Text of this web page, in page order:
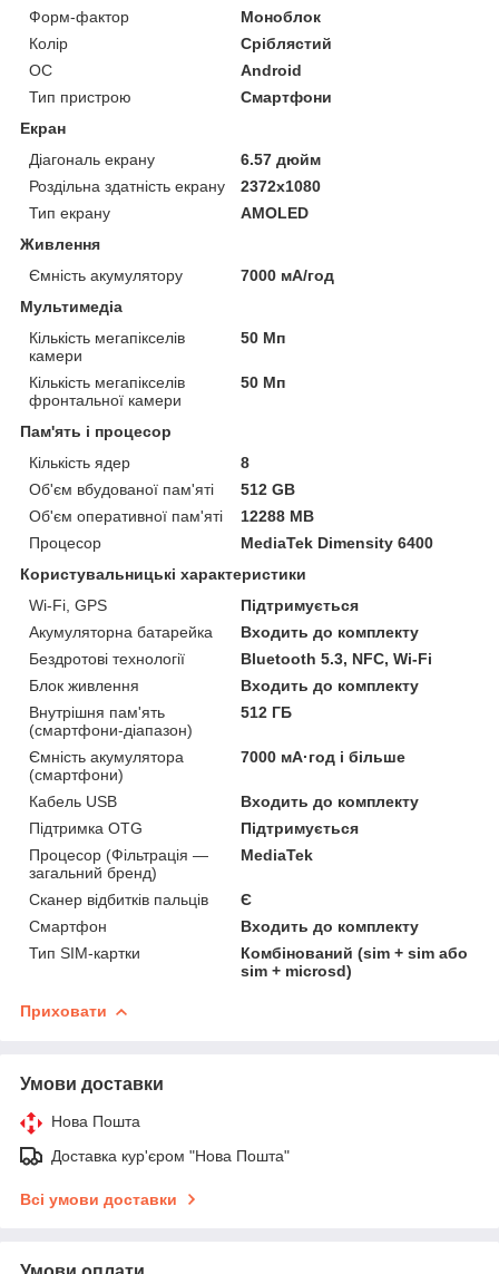
Форм-фактор
Моноблок
Колір
Сріблястий
ОС
Android
Тип пристрою
Смартфони
Екран
Діагональ екрану
6.57 дюйм
Роздільна здатність екрану
2372x1080
Тип екрану
AMOLED
Живлення
Ємність акумулятору
7000 мА/год
Мультимедіа
Кількість мегапікселів
камери
50 Мп
Кількість мегапікселів
фронтальної камери
50 Мп
Пам'ять і процесор
Кількість ядер
8
Об'єм вбудованої пам'яті
512 GB
Об'єм оперативної пам'яті
12288 MB
Процесор
MediaTek Dimensity 6400
Користувальницькі характеристики
Wi-Fi, GPS
Підтримується
Акумуляторна батарейка
Входить до комплекту
Бездротові технології
Bluetooth 5.3, NFC, Wi-Fi
Блок живлення
Входить до комплекту
Внутрішня пам'ять
(смартфони-діапазон)
512 ГБ
Ємність акумулятора
(смартфони)
7000 мА·год і більше
Кабель USB
Входить до комплекту
Підтримка OTG
Підтримується
Процесор (Фільтрація —
загальний бренд)
MediaTek
Сканер відбитків пальців
Є
Смартфон
Входить до комплекту
Тип SIM-картки
Комбінований (sim + sim або
sim + microsd)
Приховати
Умови доставки
Нова Пошта
Доставка кур'єром "Нова Пошта"
Всі умови доставки